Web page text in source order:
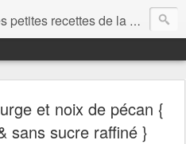
de la dinette de Nelly. Des recettes simples, généreuses et gourmandes pour tous les jours c'est tout ça la dinette !
et noix de pécan {
sans sucre raffiné }